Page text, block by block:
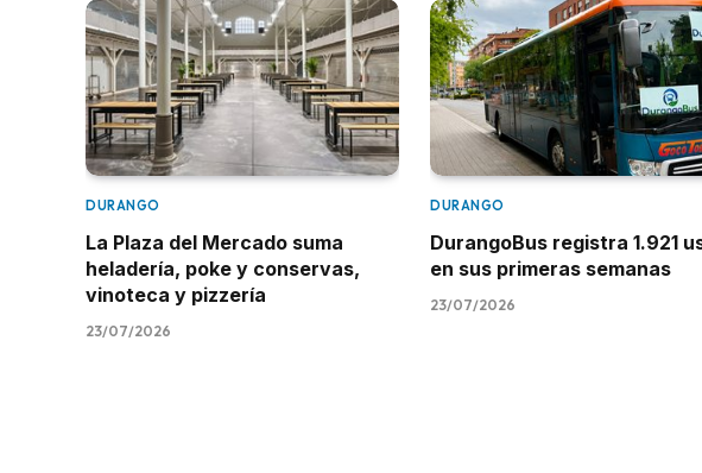
DURANGO
La Plaza del Mercado suma
heladería, poke y conservas,
vinoteca y pizzería
23/07/2026
DURANGO
DurangoBus registra 1.921
en sus primeras semanas
23/07/2026